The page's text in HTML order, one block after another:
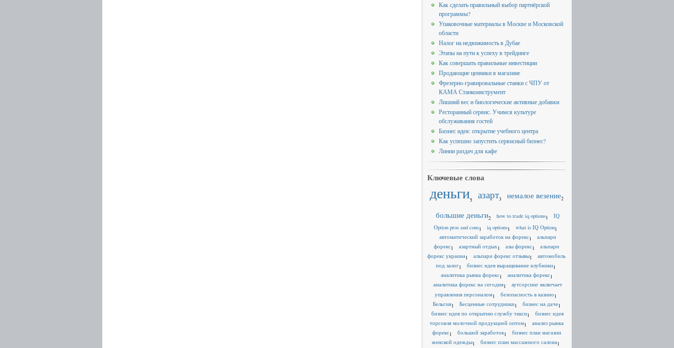
Как сделать правильный выбор партнёрской
программы?
Упаковочные материалы в Москве и Московской
области
Налог на недвижимость в Дубае
Этапы на пути к успеху в трейдинге
Как совершать правильные инвестиции
Продающие ценники в магазине
Фрезерно-гравировальные станки с ЧПУ от
КАМА Станкоинструмент
Лишний вес и биологические активные добавки
Ресторанный сервис. Учимся культуре
обслуживания гостей
Бизнес идея: открытие учебного центра
Как успешно запустить сервисный бизнес?
Линии раздач для кафе
Ключевые слова
деньги5 азарт3 немалое везение2
большие деньги2 how to trade iq options1
IQ
Option pros and cons1 iq options1 what is IQ Option1
автоматический заработок на форекс1
альпари
форекс1 азартный отдых1 азы форекс1
альпари
форекс украина1 альпари форекс отзывы1
автомобиль
под залог1 бизнес идея выращивание клубники1
аналитика рынка форекс1 аналитика форекс1
аналитика форекс на сегодня1
аутсорсинг включает
управления персоналом1 безопасность в казино1
Бельгия1 Бесценные сотрудники1 бизнес на даче1
бизнес идея по открытию службу такси1
бизнес идея
торговля молочной продукцией оптом1
анализ рынка
форекс1 большой заработок1
бизнес план магазин
женской одежды1 бизнес план массажного салона1